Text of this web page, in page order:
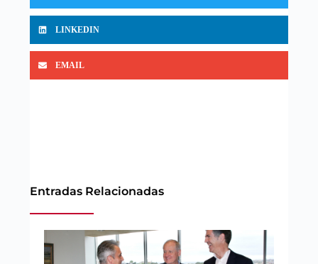
LINKEDIN
EMAIL
Entradas Relacionadas